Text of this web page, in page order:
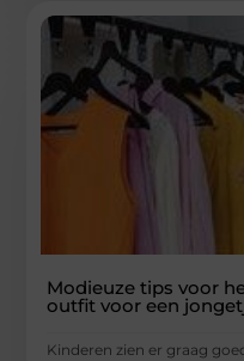
Modieuze tips voor
outfit voor een
Kinderen zien er graag